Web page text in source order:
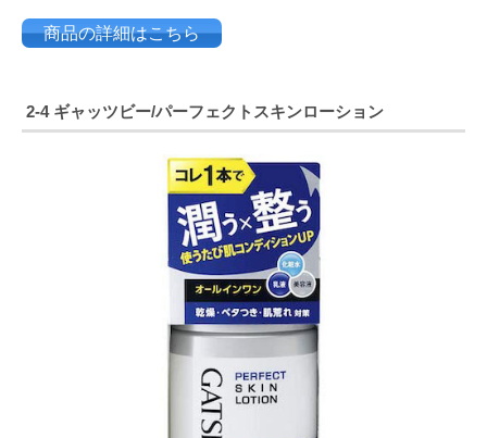
商品の詳細はこちら
2-4 ギャッツビー/パーフェクトスキンローション